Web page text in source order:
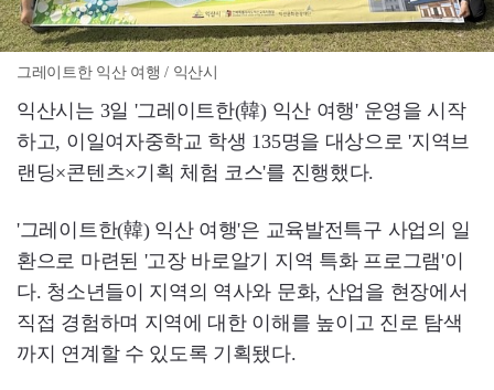
그레이트한 익산 여행 / 익산시
익산시는 3일 '그레이트한(韓) 익산 여행' 운영을 시작
하고, 이일여자중학교 학생 135명을 대상으로 '지역브
랜딩×콘텐츠×기획 체험 코스'를 진행했다.
'그레이트한(韓) 익산 여행'은 교육발전특구 사업의 일
환으로 마련된 '고장 바로알기 지역 특화 프로그램'이
다. 청소년들이 지역의 역사와 문화, 산업을 현장에서
직접 경험하며 지역에 대한 이해를 높이고 진로 탐색
까지 연계할 수 있도록 기획됐다.